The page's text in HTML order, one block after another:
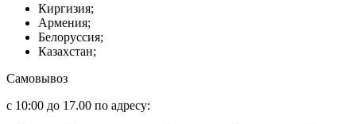
Киргизия;
Армения;
Белоруссия;
Казахстан;
Самовывоз
с 10:00 до 17.00 по адресу: